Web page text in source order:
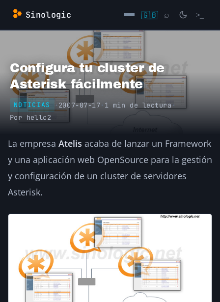
Saltar
contenido
Sinologic 🇬🇧 ⌕ >_
Configura tu cluster de
Asterisk fácilmente
NOTICIAS · 2007-07-17· 1 min de lectura ·
Por hellc2
La empresa Atelis acaba de lanzar un Framework
y una aplicación web OpenSource para la gestión
y configuración de un cluster de servidores
Asterisk.